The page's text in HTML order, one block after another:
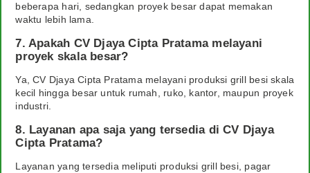
beberapa hari, sedangkan proyek besar dapat memakan
waktu lebih lama.
7. Apakah CV Djaya Cipta Pratama melayani
proyek skala besar?
Ya, CV Djaya Cipta Pratama melayani produksi grill besi skala
kecil hingga besar untuk rumah, ruko, kantor, maupun proyek
industri.
8. Layanan apa saja yang tersedia di CV Djaya
Cipta Pratama?
Layanan yang tersedia meliputi produksi grill besi, pagar